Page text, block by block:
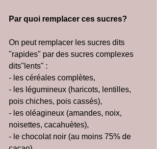
Par quoi remplacer ces sucres?
On peut remplacer les sucres dits
"rapides" par des sucres complexes
dits"lents" :
- les céréales complètes,
- les légumineux (haricots, lentilles,
pois chiches, pois cassés),
- les oléagineux (amandes, noix,
noisettes, cacahuètes),
- le chocolat noir (au moins 75% de